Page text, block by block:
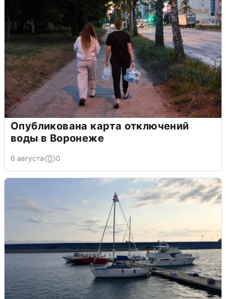
Опубликована карта отключений
воды в Воронеже
6 августа 0